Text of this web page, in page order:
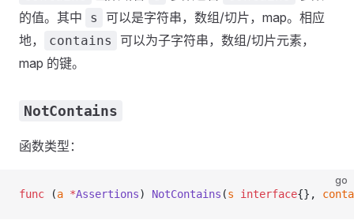
的值。其中
s
可以是字符串，数组/切片，map。相应
地，
contains
可以为子字符串，数组/切片元素，
map 的键。
NotContains
函数类型：
go
func (a *Assertions) NotContains (s interface{},